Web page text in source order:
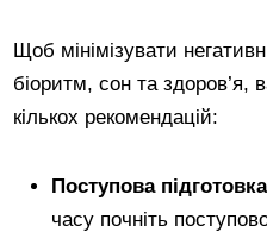
Щоб мінімізувати
біоритм, сон та здоров’я,
кількох рекомендацій:
Поступова підготовка
часу почніть